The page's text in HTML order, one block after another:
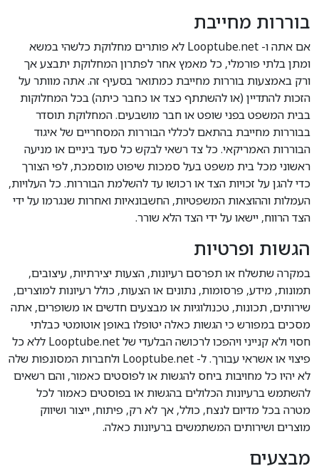
בוררות מחייבת
אם אתה ו- Looptube.net לא פותרים מחלוקת כלשהי במשא
ומתן בלתי פורמלי, כל מאמץ אחר לפתרון המחלוקת יתבצע אך
ורק באמצעות בוררות מחייבת כמתואר בסעיף זה. אתה מוותר על
הזכות להתדיין (או להשתתף כצד או כחבר כיתה) בכל המחלוקות
בבית המשפט בפני שופט או חבר מושבעים. המחלוקת תוסדר
בבוררות מחייבת בהתאם לכללי הבוררות המסחריים של איגוד
הבוררות האמריקאי. כל צד רשאי לבקש כל סעד ביניים או מניעה
ראשוני מכל בית משפט בעל סמכות שיפוט מוסמכת, לפי הצורך
כדי להגן על זכויות הצד או רכושו עד להשלמת הבוררות. כל העלויות,
העמלות וההוצאות המשפטיות, החשבונאיות ואחרות שנגרמו על ידי
הצד הרווח, יישאו על ידי הצד הלא שורר.
הגשות ופרטיות
במקרה שתשלח או תפרסם רעיונות, הצעות יצירתיות, עיצובים,
תמונות, מידע, פרסומות, נתונים או הצעות, כולל רעיונות למוצרים,
שירותים, תכונות, טכנולוגיות או מבצעים חדשים או משופרים, אתה
מסכים במפורש כי הגשות כאלה יטופלו באופן אוטומטי כבלתי
חסוי ולא קנייני ויהפכו לרכושה הבלעדי של Looptube.net ללא כל
פיצוי או אשראי עבורך. ל- Looptube.net ולחברות המסונפות שלה
לא יהיו כל מחויבות ביחס להגשות או לפוסטים כאמור, והם רשאים
להשתמש ברעיונות הכלולים בהגשות או בפוסטים כאמור לכל
מטרה בכל מדיום לנצח, כולל, אך לא רק, פיתוח, ייצור ושיווק
מוצרים ושירותים המשתמשים ברעיונות כאלה.
מבצעים